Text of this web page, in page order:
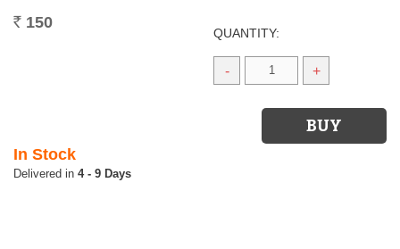
Rs. 150
QUANTITY:
- +
In Stock
4 - 9 Days